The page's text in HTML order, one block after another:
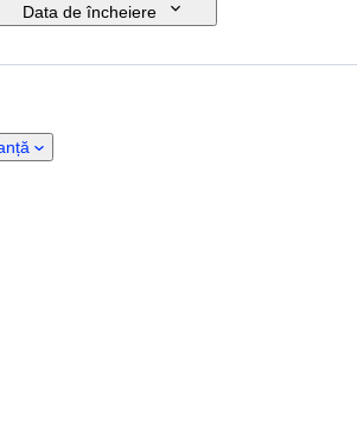
Data de încheiere
Sexul
Certificare